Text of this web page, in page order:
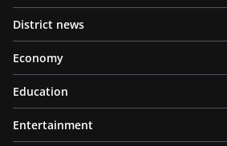
District news
Economy
Education
Entertainment